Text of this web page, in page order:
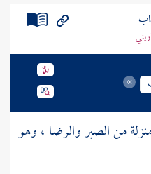
من الصبر والرضا ، وهو